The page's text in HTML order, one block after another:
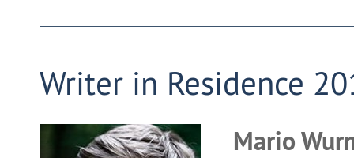
Writer in Residence
Mario